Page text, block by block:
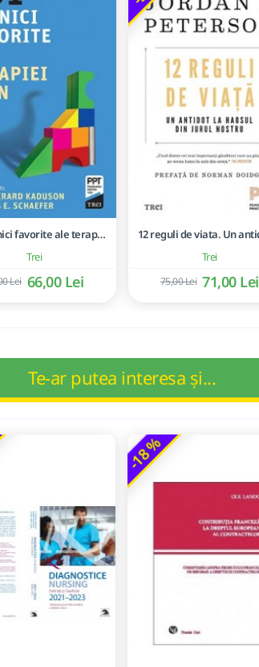
Trei
101 tehnici favorite ale terapiei prin joc
66,00 Lei
Lei
Trei
71,00 Lei
75,00 Lei
Te-ar putea interesa și...
-18 %